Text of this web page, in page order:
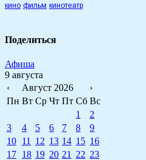
кино фильм кинотеатр
Поделиться
Афиша
9 августа
‹
Август 2026
›
Пн Вт Ср Чт Пт Сб Вс
1
2
3
4 5 6 7 8
9
10 11 12 13 14 15 16
17 18 19 20 21 22 23